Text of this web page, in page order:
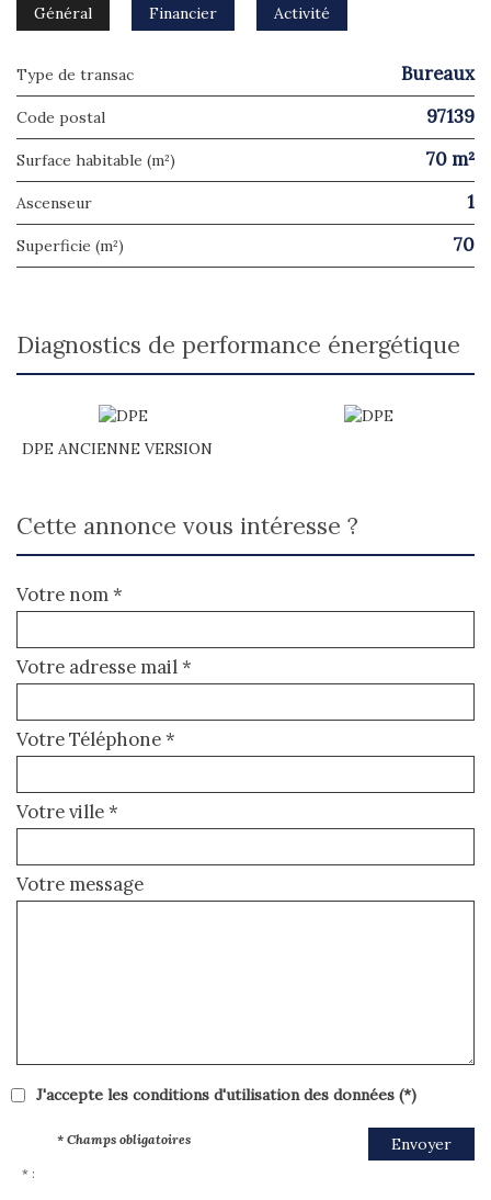
Général Financier Activité
Type de transac Bureaux
Code postal 97139
Surface habitable (m²) 70 m²
Ascenseur 1
Superficie (m²) 70
diagnostics de performance énergétique
DPE ANCIENNE VERSION
cette annonce vous intéresse ?
Votre nom *
Votre adresse mail *
Votre Téléphone *
Votre ville *
Votre message
J'accepte les conditions d'utilisation des données (*)
Envoyer
* Champs obligatoires
* :